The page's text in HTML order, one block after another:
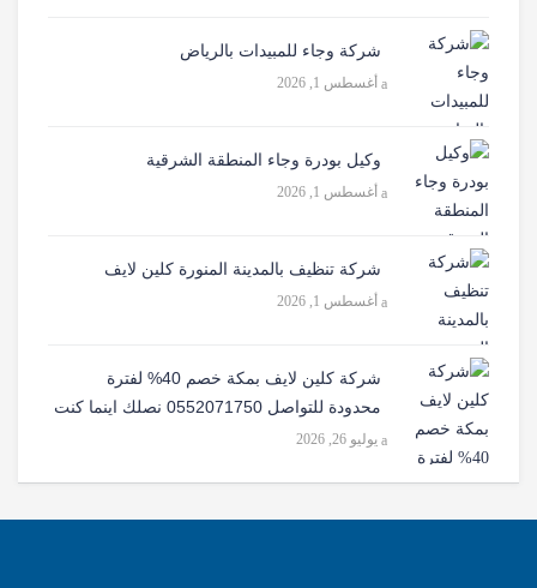
شركة وجاء للمبيدات بالرياض
أغسطس 1, 2026
وكيل بودرة وجاء المنطقة الشرقية
أغسطس 1, 2026
شركة تنظيف بالمدينة المنورة كلين لايف
أغسطس 1, 2026
شركة كلين لايف بمكة خصم 40% لفترة
محدودة للتواصل 0552071750 نصلك اينما كنت
يوليو 26, 2026